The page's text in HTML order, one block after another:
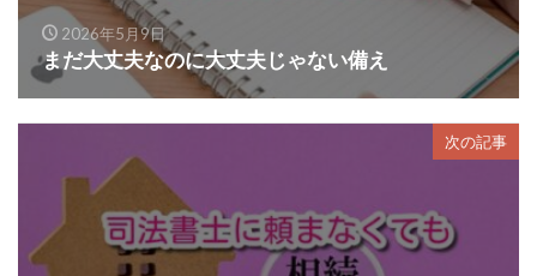
2026年5月9日
まだ大丈夫なのに大丈夫じゃない備え
次の記事